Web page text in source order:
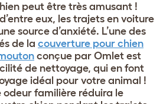
peut être très amusant !
eux, les trajets en voiture
source d’anxiété. L’une des
de la couverture pour chien
conçue par Omlet est
de nettoyage, qui en font
idéal pour votre animal !
odeur familière réduira le